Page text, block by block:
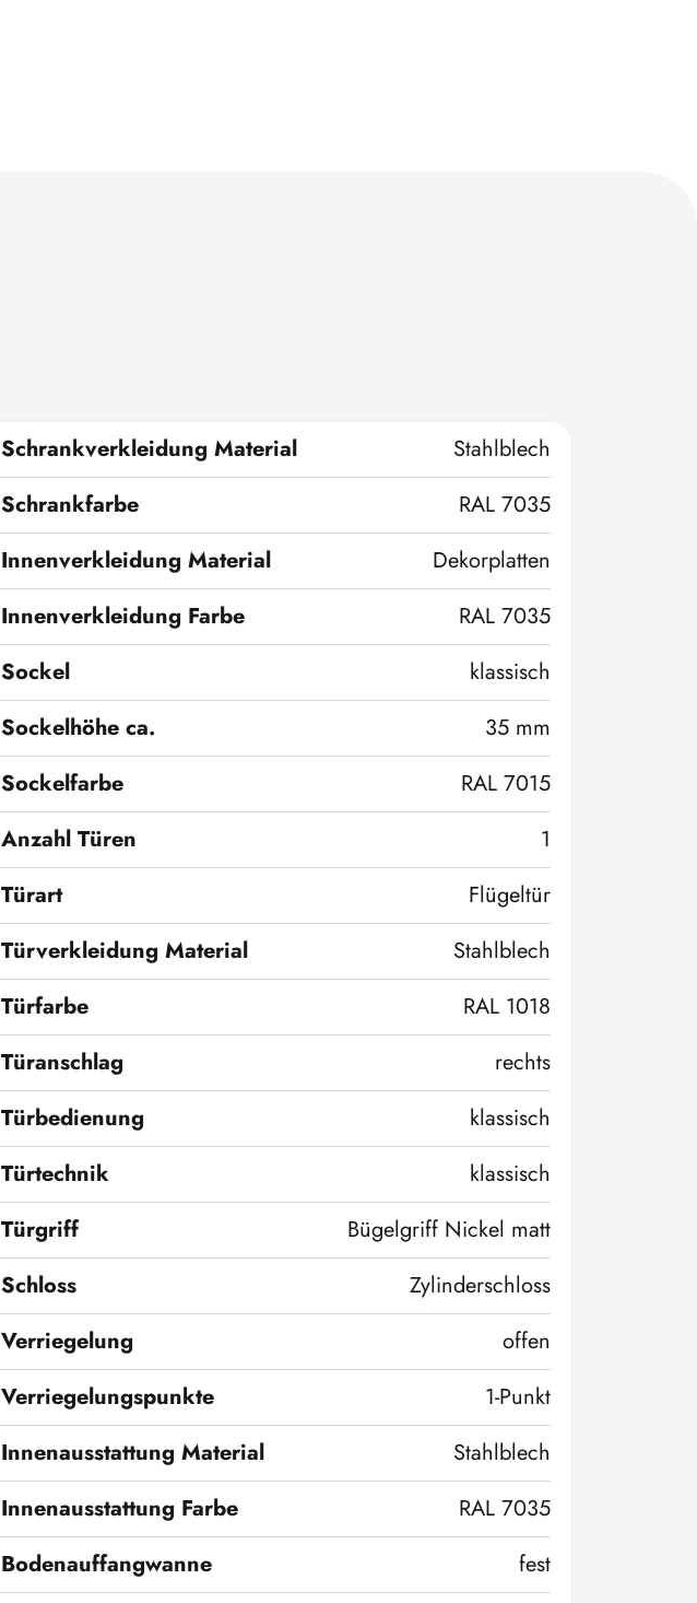
Schrankverkleidung Material
Stahlblech
Schrankfarbe
RAL 7035
Innenverkleidung Material
Dekorplatten
Innenverkleidung Farbe
RAL 7035
Sockel
klassisch
Sockelhöhe ca.
35 mm
Sockelfarbe
RAL 7015
Anzahl Türen
1
Türart
Flügeltür
Türverkleidung Material
Stahlblech
Türfarbe
RAL 1018
Türanschlag
rechts
Türbedienung
klassisch
Türtechnik
klassisch
Türgriff
Bügelgriff Nickel matt
Schloss
Zylinderschloss
Verriegelung
offen
Verriegelungspunkte
1-Punkt
Innenausstattung Material
Stahlblech
Innenausstattung Farbe
RAL 7035
Bodenauffangwanne
fest